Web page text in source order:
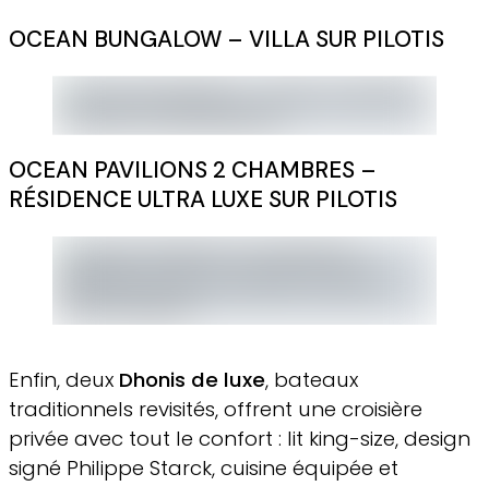
OCEAN BUNGALOW – VILLA SUR PILOTIS
OCEAN PAVILIONS 2 CHAMBRES –
RÉSIDENCE ULTRA LUXE SUR PILOTIS
Enfin, deux Dhonis de luxe, bateaux
traditionnels revisités, offrent une croisière
privée avec tout le confort : lit king-size, design
signé Philippe Starck, cuisine équipée et